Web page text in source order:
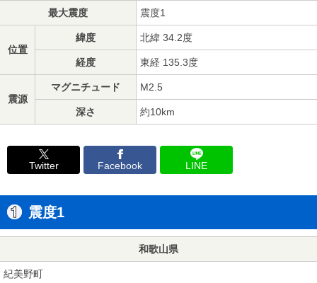
最大震度 震度1
位置
緯度 北緯 34.2度
経度 東経 135.3度
震源
マグニチュード M2.5
深さ 約10km
Twitter Facebook LINE
震度1
和歌山県
紀美野町